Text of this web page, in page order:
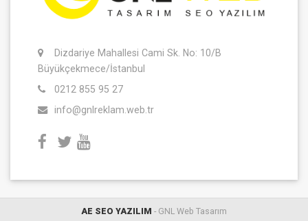
Dizdariye Mahallesi Cami Sk. No: 10/B
Büyükçekmece/İstanbul
0212 855 95 27
info@gnlreklam.web.tr
AE SEO YAZILIM - GNL Web Tasarım